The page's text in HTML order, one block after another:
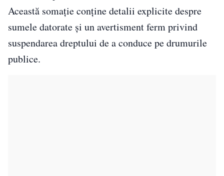
Această somație conține detalii explicite despre
sumele datorate și un avertisment ferm privind
suspendarea dreptului de a conduce pe drumurile
publice.